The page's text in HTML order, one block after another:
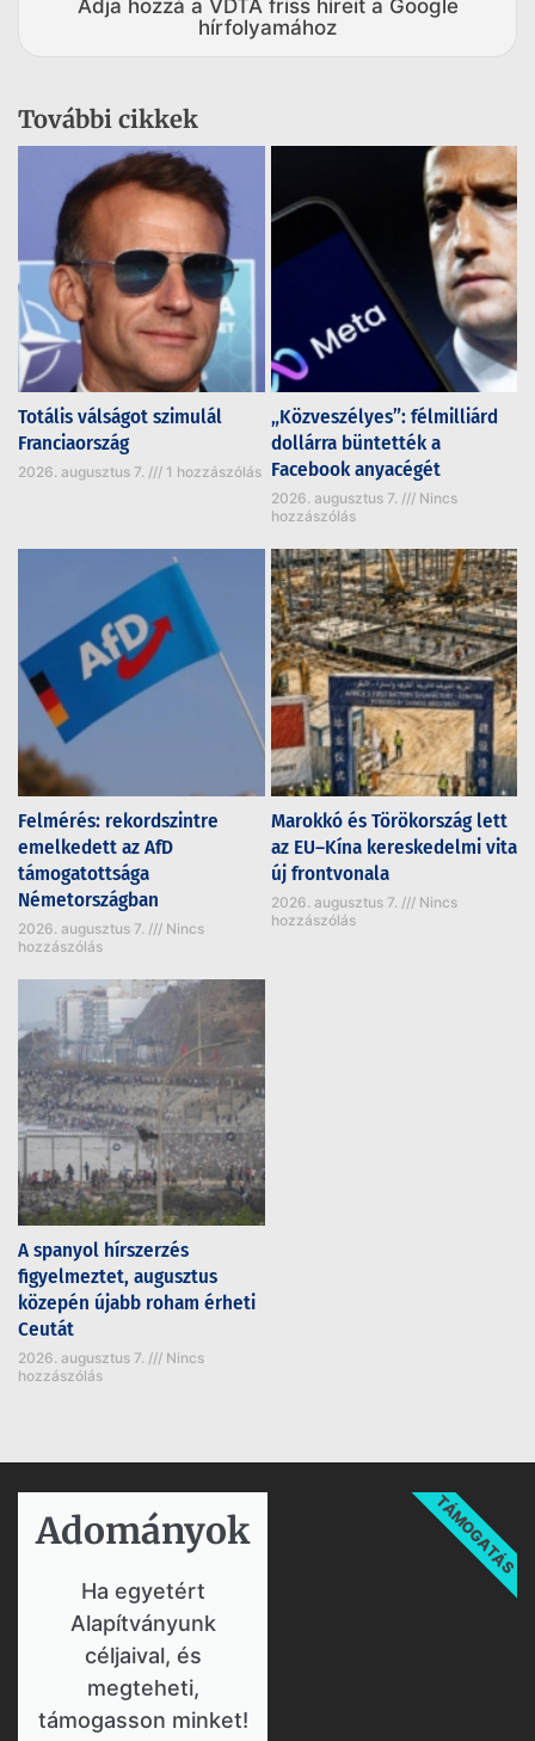
Adja hozzá a VDTA friss híreit a Google
hírfolyamához
További cikkek
Totális válságot szimulál
Franciaország
2026. augusztus 7. 1 hozzászólás
„Közveszélyes”: félmilliárd
dollárra büntették a
Facebook anyacégét
2026. augusztus 7.
Nincs
hozzászólás
Felmérés: rekordszintre
emelkedett az AfD
támogatottsága
Németországban
2026. augusztus 7.
Nincs
hozzászólás
Marokkó és Törökország lett
az EU–Kína kereskedelmi vita
új frontvonala
2026. augusztus 7.
Nincs
hozzászólás
A spanyol hírszerzés
figyelmeztet, augusztus
közepén újabb roham érheti
Ceutát
2026. augusztus 7.
Nincs
hozzászólás
Adományok​
Ha egyetért
Alapítványunk
céljaival, és
megteheti,
támogasson minket!
TÁMOGATÁS